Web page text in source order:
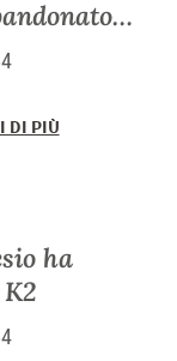
DI PIÙ
ha